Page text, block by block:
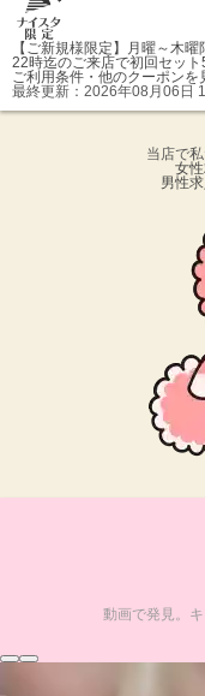
【ご新規様限定】
月曜～木曜
22時迄のご来店で初回セット
ご利用条件・他のクーポンを
最終更新： 2026年08月06日
当店で
女
男性求
動画で発見。